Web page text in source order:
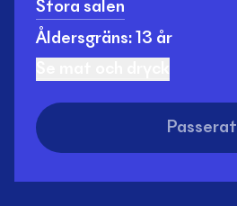
Stora salen
Åldersgräns: 13 år
Passerat